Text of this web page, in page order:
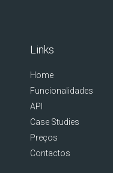
Links
Home
Funcionalidades
API
Case Studies
Preços
Contactos